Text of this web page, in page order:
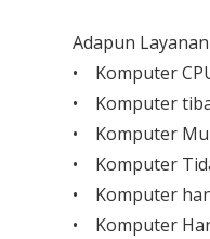
Adapun
• Komputer
• Komputer
• Komputer
• Komputer
• Komputer
• Komputer